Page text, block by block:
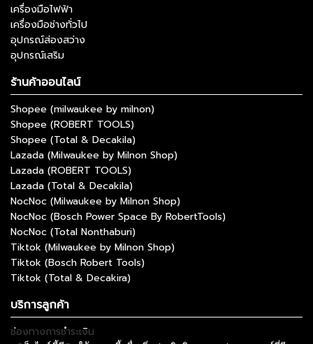
เครื่องมือไฟฟ้า
เครื่องมือช่างทั่วไป
อุปกรณ์ส่องสว่าง
อุปกรณ์เสริม
ร้านค้าออนไลน์
Shopee (milwaukee by milnon)
Shopee (ROBERT TOOLS)
Shopee (Total & Decakila)
Lazada (Milwaukee by Milnon Shop)
Lazada (ROBERT TOOLS)
Lazada (Total & Decakila)
NocNoc (Milwaukee by Milnon Shop)
NocNoc (Bosch Power Space By RobertTools)
NocNoc (Total Nonthaburi)
Tiktok (Milwaukee by Milnon Shop)
Tiktok (Bosch Robert Tools)
Tiktok (Total & Decakira)
บริการลูกค้า
ช่องทางการชำระเงิน